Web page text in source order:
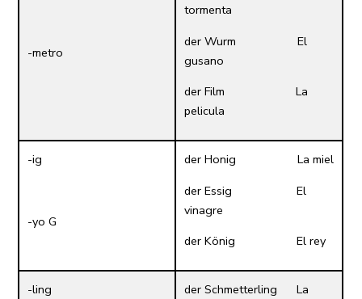
-metro
tormenta
der Wurm El
gusano
der Film La
pelicula
-ig
-yo G
der Honig La miel
der Essig El
vinagre
der König El rey
-ling
der Schmetterling La